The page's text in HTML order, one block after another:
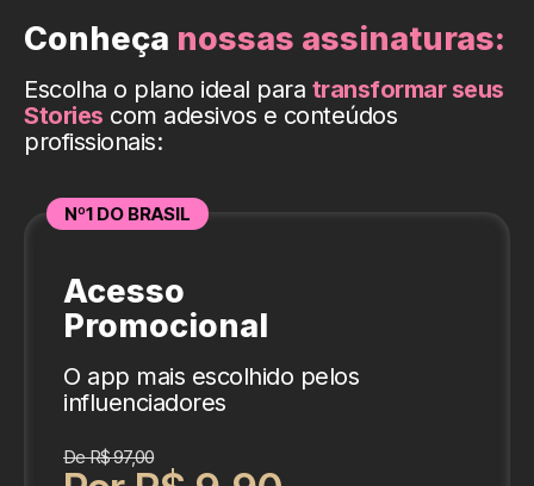
Conheça nossas assinaturas:
Escolha o plano ideal para transformar seus
Stories com adesivos e conteúdos
profissionais:
Nº1 DO BRASIL
Acesso
Promocional
O app mais escolhido pelos
influenciadores
De R$ 97,00